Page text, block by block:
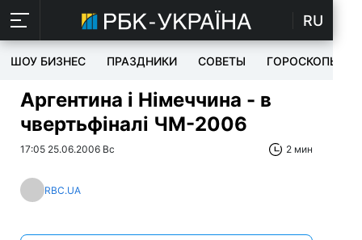
RU
ШОУ БИЗНЕС ПРАЗДНИКИ СОВЕТЫ ГОРОСКОПЫ
Аргентина і Німеччина - в
чвертьфіналі ЧМ-2006
17:05 25.06.2006 Вс 2 мин
RBC.UA